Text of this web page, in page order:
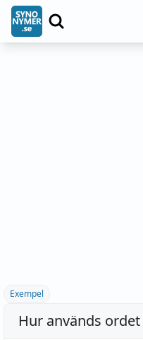
Exempel
Hur används ordet